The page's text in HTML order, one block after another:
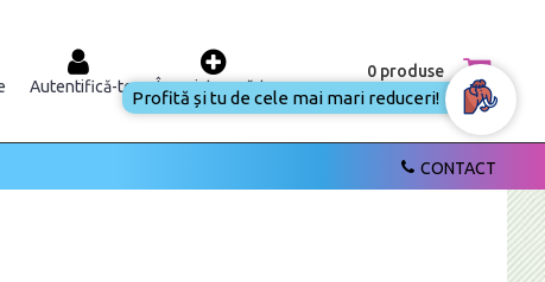
Autentifică-te Înregistrează-te
0 produse
CONTACT
Profită și tu de cele mai mari reduceri!